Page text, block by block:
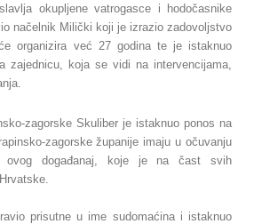
okupljene vatrogasce i hodočasnike
načelnik Milički koji je izrazio zadovoljstvo
organizira već 27 godina te je istaknuo
zajednicu, koja se vidi na intervencijama,
zagorske Skuliber je istaknuo ponos na
zagorske županije imaju u očuvanju
ovog događanaj, koje je na čast svih
prisutne u ime sudomaćina i istaknuo